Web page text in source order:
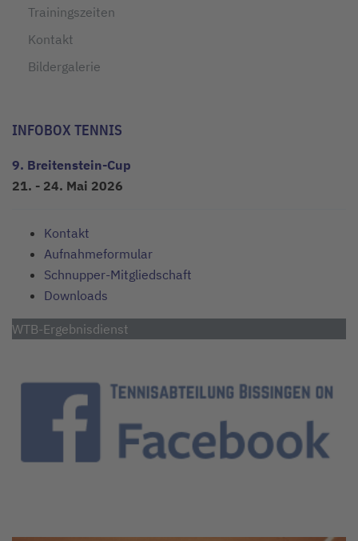
Trainingszeiten
Kontakt
Bildergalerie
INFOBOX TENNIS
9. Breitenstein-Cup
21. - 24. Mai 2026
Kontakt
Aufnahmeformular
Schnupper-Mitgliedschaft
Downloads
WTB-Ergebnisdienst